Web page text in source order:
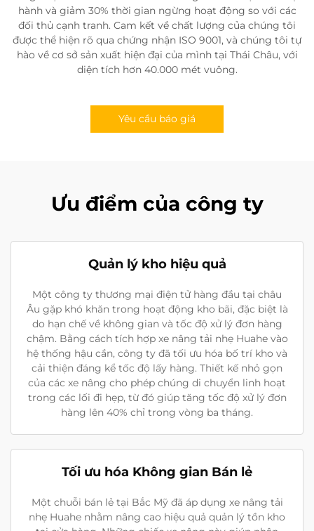
hành và giảm 30% thời gian ngừng hoạt động so với các
đối thủ cạnh tranh. Cam kết về chất lượng của chúng tôi
được thể hiện rõ qua chứng nhận ISO 9001, và chúng tôi tự
hào về cơ sở sản xuất hiện đại của mình tại Thái Châu, với
diện tích hơn 40.000 mét vuông.
Yêu cầu báo giá
Ưu điểm của công ty
Quản lý kho hiệu quả
Một công ty thương mại điện tử hàng đầu tại châu
Âu gặp khó khăn trong hoạt động kho bãi, đặc biệt là
do hạn chế về không gian và tốc độ xử lý đơn hàng
chậm. Bằng cách tích hợp xe nâng tải nhẹ Huahe vào
hệ thống hậu cần, công ty đã tối ưu hóa bố trí kho và
cải thiện đáng kể tốc độ lấy hàng. Thiết kế nhỏ gọn
của các xe nâng cho phép chúng di chuyển linh hoạt
trong các lối đi hẹp, từ đó giúp tăng tốc độ xử lý đơn
hàng lên 40% chỉ trong vòng ba tháng.
Tối ưu hóa Không gian Bán lẻ
Một chuỗi bán lẻ tại Bắc Mỹ đã áp dụng xe nâng tải
nhẹ Huahe nhằm nâng cao hiệu quả quản lý tồn kho